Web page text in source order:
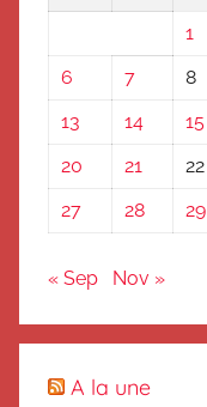
1
6
7 8
13
14 15
20
21 22
27
28 29
« Sep Nov »
A la une